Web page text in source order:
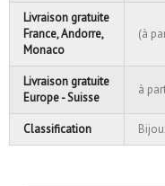
Livraison gratuite
France, Andorre,
Monaco
(à
Livraison gratuite
Europe - Suisse
à
Classification